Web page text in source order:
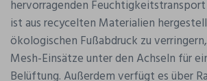
hervorragenden
ist aus recycelten Materialien
ökologischen Fußabdruck zu
Mesh-Einsätze unter den Achseln für
Belüftung. Außerdem verfügt es über